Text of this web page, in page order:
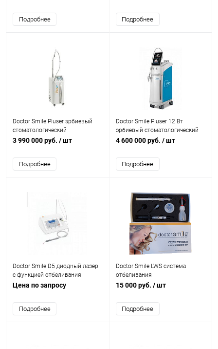
Подробнее Подробнее
Doctor Smile Pluser эрбиевый
стоматологический
(косметологический) лазер
3 990 000 руб. / шт
Подробнее
Doctor Smile Pluser 12 Вт
эрбиевый стоматологический
лазер
4 600 000 руб. / шт
Подробнее
Doctor Smile D5 диодный лазер
с функцией отбеливания
Цена по запросу
Подробнее
Doctor Smile LWS система
отбеливания
15 000 руб. / шт
Подробнее